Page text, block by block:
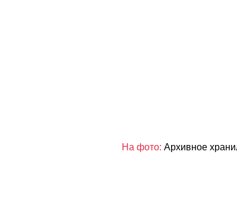
На фото: Архивное